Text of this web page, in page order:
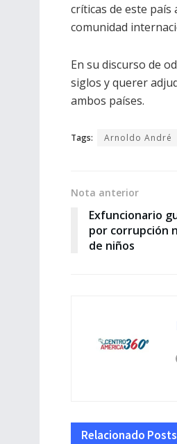
críticas de este país
comunidad
En su discurso de
siglos y querer
ambos países.
Tags: Arnoldo André
Nota anterior
Exfuncionario
por corrupción
de niños
Relacionado Posts